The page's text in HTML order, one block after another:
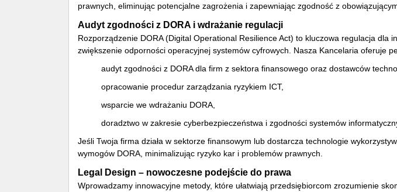
prawnych, eliminując potencjalne zagrożenia i zapewniając zgodność z
Audyt zgodności z DORA i wdrażanie regulacji
Rozporządzenie DORA (Digital Operational Resilience Act) to kluczowa regulacja dla
zwiększenie odporności operacyjnej systemów cyfrowych. Nasza Kancelaria oferuje
audyt zgodności z DORA dla firm z sektora finansowego oraz dostawców
opracowanie procedur zarządzania ryzykiem ICT,
wsparcie we wdrażaniu DORA,
doradztwo w zakresie cyberbezpieczeństwa i zgodności systemów
Jeśli Twoja firma działa w sektorze finansowym lub dostarcza technologie
wymogów DORA, minimalizując ryzyko kar i problemów prawnych.
Legal Design – nowoczesne podejście do prawa
Wprowadzamy innowacyjne metody, które ułatwiają przedsiębiorcom zrozumienie